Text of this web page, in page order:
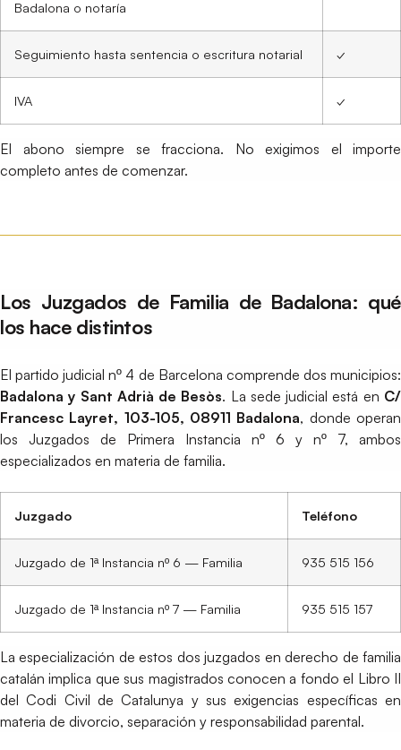
Badalona o notaría
Seguimiento hasta sentencia o escritura notarial ✓
IVA ✓
El abono siempre se fracciona. No exigimos el importe
completo antes de comenzar.
Los Juzgados de Familia de Badalona: qué
los hace distintos
El partido judicial nº 4 de Barcelona comprende dos municipios:
Badalona y Sant Adrià de Besòs. La sede judicial está en C/
Francesc Layret, 103-105, 08911 Badalona, donde operan
los Juzgados de Primera Instancia nº 6 y nº 7, ambos
especializados en materia de familia.
Juzgado Teléfono
Juzgado de 1ª Instancia nº 6 — Familia 935 515 156
Juzgado de 1ª Instancia nº 7 — Familia 935 515 157
La especialización de estos dos juzgados en derecho de familia
catalán implica que sus magistrados conocen a fondo el Libro II
del Codi Civil de Catalunya y sus exigencias específicas en
materia de divorcio, separación y responsabilidad parental.